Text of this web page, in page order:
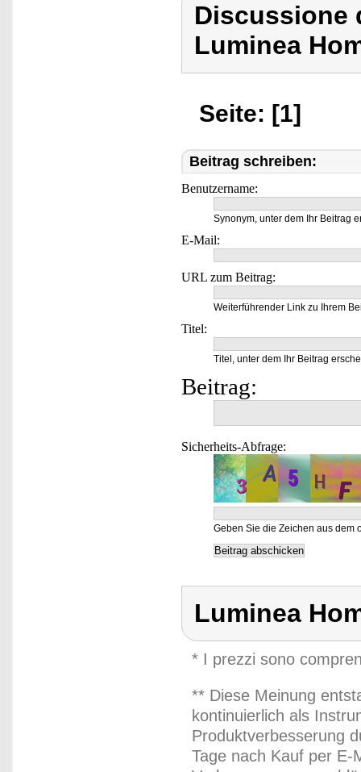
Discussione
Luminea
Seite: [1]
Beitrag schreiben:
Benutzername:
Synonym, unter dem Ihr Beitrag
E-Mail:
URL zum Beitrag:
Weiterführender Link zu Ihrem
Titel:
Titel, unter dem Ihr Beitrag
Beitrag:
Sicherheits-Abfrage:
Geben Sie die Zeichen aus dem
Luminea
* I prezzi sono
** Diese Meinung
kontinuierlich als
Produktverbesserung
Tage nach Kauf per E-